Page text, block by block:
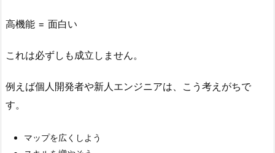
も
じ
広
0
高機能 = 面白い
これは必ずしも成立しません。
例えば個人開発者や新人エンジニアは、こう考えがちで
す。
マップを広くしよう